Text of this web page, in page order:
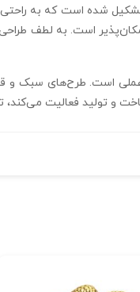
شده است که به
است. به لطف
است. طرح‌های سبک و
و تولید فعالیت می‌کند،